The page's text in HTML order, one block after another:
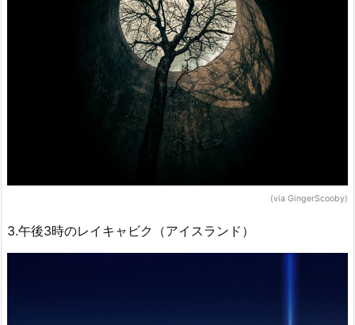
(via GingerScooby)
3.午後3時のレイキャビク（アイスランド）